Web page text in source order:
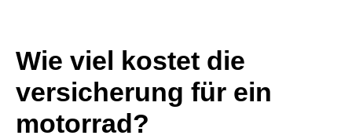
Wie viel kostet die
versicherung für ein
motorrad?